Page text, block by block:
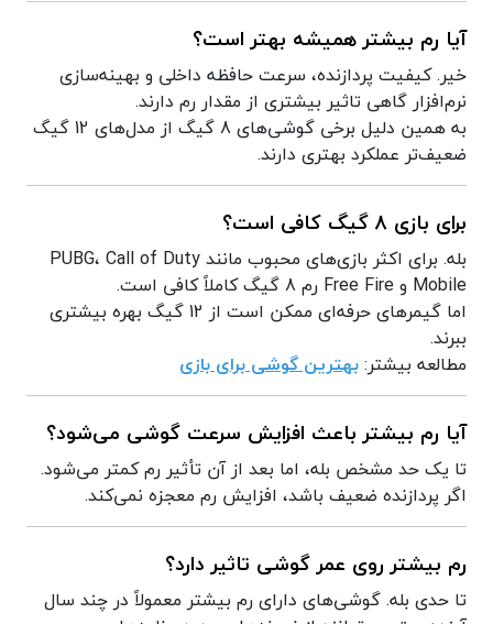
آیا رم بیشتر همیشه بهتر است؟
خیر. کیفیت پردازنده، سرعت حافظه داخلی و بهینه‌سازی
نرم‌افزار گاهی تاثیر بیشتری از مقدار رم دارند.
به همین دلیل برخی گوشی‌های 8 گیگ از مدل‌های 12 گیگ
ضعیف‌تر عملکرد بهتری دارند.
برای بازی 8 گیگ کافی است؟
بله. برای اکثر بازی‌های محبوب مانند PUBG، Call of Duty
Mobile و Free Fire رم 8 گیگ کاملاً کافی است.
اما گیمرهای حرفه‌ای ممکن است از 12 گیگ بهره بیشتری
ببرند.
مطالعه بیشتر:بهترین گوشی برای بازی
آیا رم بیشتر باعث افزایش سرعت گوشی می‌شود؟
تا یک حد مشخص بله، اما بعد از آن تأثیر رم کمتر می‌شود.
اگر پردازنده ضعیف باشد، افزایش رم معجزه نمی‌کند.
رم بیشتر روی عمر گوشی تاثیر دارد؟
تا حدی بله. گوشی‌های دارای رم بیشتر معمولاً در چند سال